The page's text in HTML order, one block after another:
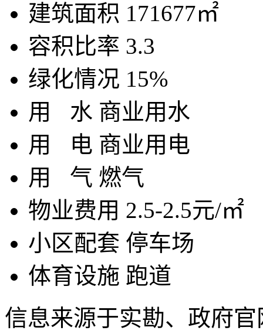
建筑面积 171677㎡
容积比率 3.3
绿化情况 15%
用 水 商业用水
用
电 商业用电
用 气 燃气
物业费用 2.5-2.5元/㎡
小区配套 停车场
体育设施 跑道
信息来源于实勘、政府